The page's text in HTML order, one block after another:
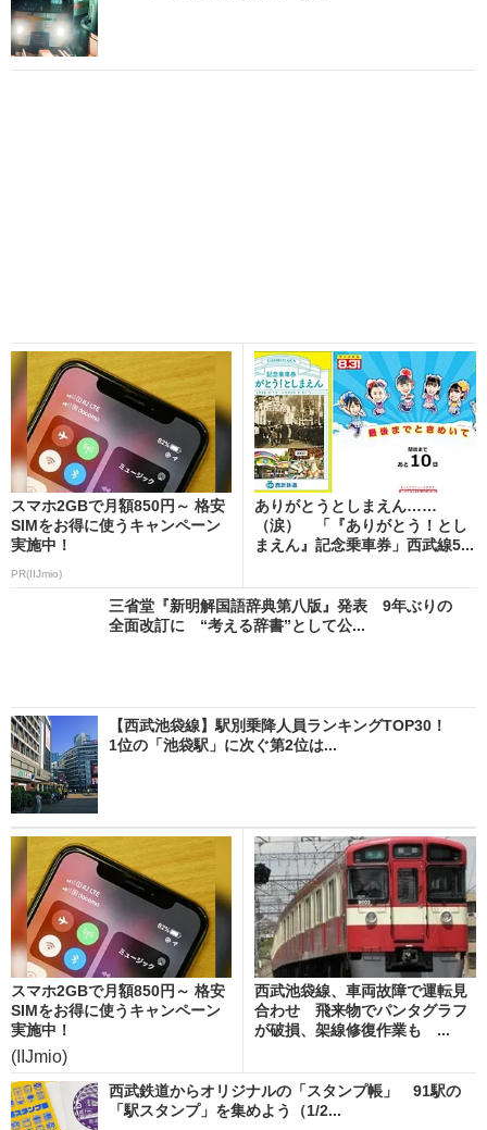
スマホ2GBで月額850円～ 格安
SIMをお得に使うキャンペーン
実施中！
PR(IIJmio)
ありがとうとしまえん……
（涙） 「『ありがとう！とし
まえん』記念乗車券」西武線5...
三省堂『新明解国語辞典第八版』発表 9年ぶりの
全面改訂に “考える辞書”として公...
【西武池袋線】駅別乗降人員ランキングTOP30！
1位の「池袋駅」に次ぐ第2位は...
スマホ2GBで月額850円～ 格安
SIMをお得に使うキャンペーン
実施中！
(IIJmio)
西武池袋線、車両故障で運転見
合わせ 飛来物でパンタグラフ
が破損、架線修復作業も ...
西武鉄道からオリジナルの「スタンプ帳」 91駅の
「駅スタンプ」を集めよう（1/2...